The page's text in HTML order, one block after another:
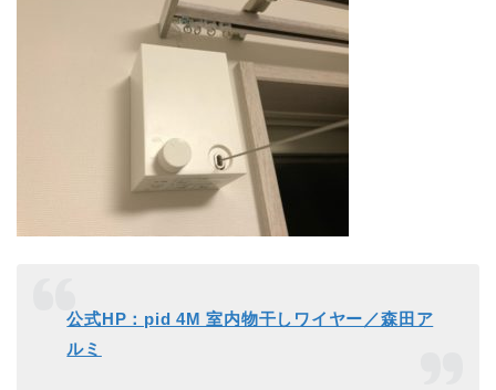
公式HP：pid 4M 室内物干しワイヤー／森田ア
ルミ